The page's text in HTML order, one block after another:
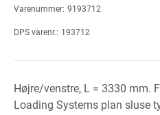
Varenummer: 9193712
DPS varenr.: 193712
Højre/venstre, L = 3330 mm.
Loading Systems plan sluse